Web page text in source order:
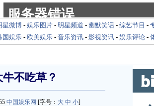
星微博 - 娱乐图片 - 明星频道 - 幽默笑话 - 综艺节目 -
国娱乐 - 欧美娱乐 - 音乐资讯 - 影视资讯 - 娱乐评论 -
不吃草？
中国娱乐网 [字号： 大 中 小]